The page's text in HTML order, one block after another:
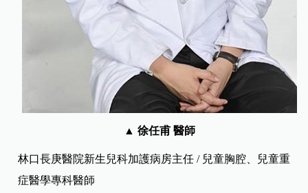
▲ 徐任甫 醫師
林口長庚醫院新生兒科加護病房主任 / 兒童胸腔、兒童重
症醫學專科醫師